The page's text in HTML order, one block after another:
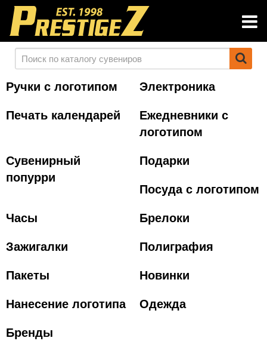
Ручки с логотипом
Электроника
Печать календарей
Ежедневники с
логотипом
Сувенирный
попурри
Подарки
Посуда с логотипом
Часы
Брелоки
Зажигалки
Полиграфия
Пакеты
Новинки
Нанесение логотипа
Одежда
Бренды